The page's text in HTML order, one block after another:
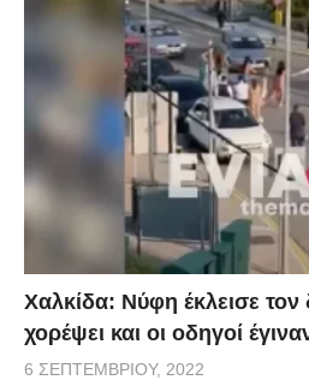
Χαλκίδα: Νύφη έκλεισε
χορέψει και οι οδηγοί
6 ΣΕΠΤΕΜΒΡΊΟΥ, 2022